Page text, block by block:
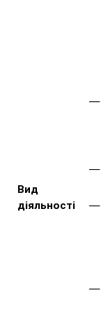
Вид
діяльності